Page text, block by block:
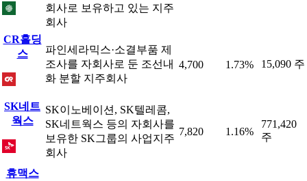
회사로 보유하고 있는 지주
회사
CR홀딩
스
파인세라믹스·소결부품 제
조사를 자회사로 둔 조선내
화 분할 지주회사
4,700 1.73% 15,090 주
SK네트
웍스
SK이노베이션, SK텔레콤,
SK네트웍스 등의 자회사를
보유한 SK그룹의 사업지주
회사
7,820 1.16%
771,420
주
휴맥스